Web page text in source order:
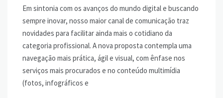
Em sintonia com os avanços do mundo digital e buscando
sempre inovar, nosso maior canal de comunicação traz
novidades para facilitar ainda mais o cotidiano da
categoria profissional. A nova proposta contempla uma
navegação mais prática, ágil e visual, com ênfase nos
serviços mais procurados e no conteúdo multimídia
(fotos, infográficos e